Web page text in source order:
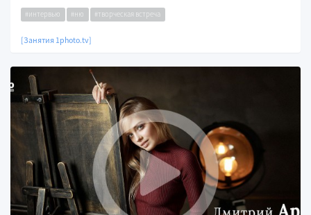
#интервью #ню #творческая встреча
[Занятия 1photo.tv]